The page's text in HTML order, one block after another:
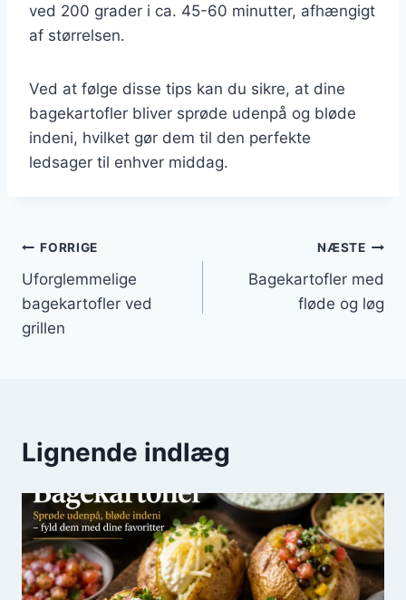
ved 200 grader i ca. 45-60 minutter, afhængigt
af størrelsen.
Ved at følge disse tips kan du sikre, at dine
bagekartofler bliver sprøde udenpå og bløde
indeni, hvilket gør dem til den perfekte
ledsager til enhver middag.
Indlægsnavigation
FORRIGE
Uforglemmelige
bagekartofler ved
grillen
NÆSTE
Bagekartofler med
fløde og løg
Lignende indlæg